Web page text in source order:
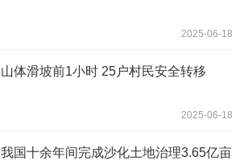
2025-06-18
山体滑坡前1小时 25户村民安全转移
2025-06-18
我国十余年间完成沙化土地治理3.65亿亩